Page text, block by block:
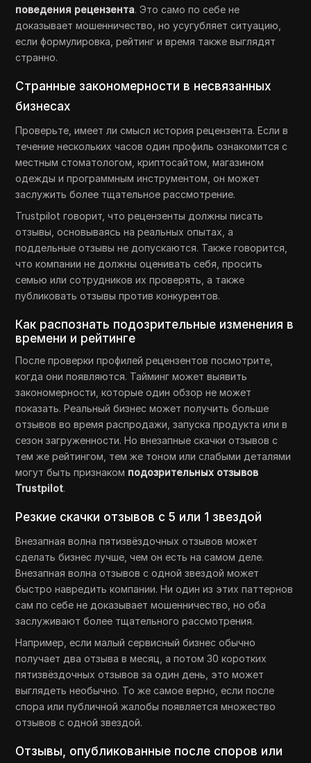
поведения рецензента. Это само по себе не
доказывает мошенничество, но усугубляет ситуацию,
если формулировка, рейтинг и время также выглядят
странно.
Странные закономерности в несвязанных
бизнесах
Проверьте, имеет ли смысл история рецензента. Если в
течение нескольких часов один профиль ознакомится с
местным стоматологом, криптосайтом, магазином
одежды и программным инструментом, он может
заслужить более тщательное рассмотрение.
Trustpilot говорит, что рецензенты должны писать
отзывы, основываясь на реальных опытах, а
поддельные отзывы не допускаются. Также говорится,
что компании не должны оценивать себя, просить
семью или сотрудников их проверять, а также
публиковать отзывы против конкурентов.
Как распознать подозрительные изменения в
времени и рейтинге
После проверки профилей рецензентов посмотрите,
когда они появляются. Тайминг может выявить
закономерности, которые один обзор не может
показать. Реальный бизнес может получить больше
отзывов во время распродажи, запуска продукта или в
сезон загруженности. Но внезапные скачки отзывов с
тем же рейтингом, тем же тоном или слабыми деталями
могут быть признаком подозрительных отзывов
Trustpilot.
Резкие скачки отзывов с 5 или 1 звездой
Внезапная волна пятизвёздочных отзывов может
сделать бизнес лучше, чем он есть на самом деле.
Внезапная волна отзывов с одной звездой может
быстро навредить компании. Ни один из этих паттернов
сам по себе не доказывает мошенничество, но оба
заслуживают более тщательного рассмотрения.
Например, если малый сервисный бизнес обычно
получает два отзыва в месяц, а потом 30 коротких
пятизвёздочных отзывов за один день, это может
выглядеть необычно. То же самое верно, если после
спора или публичной жалобы появляется множество
отзывов с одной звездой.
Отзывы, опубликованные после споров или